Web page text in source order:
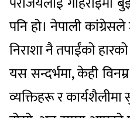
पनि हो। नेपाली
निराशा नै तपाईंको
यस सन्दर्भमा, केही
व्यक्तिहरू र कार्यशैलीमा